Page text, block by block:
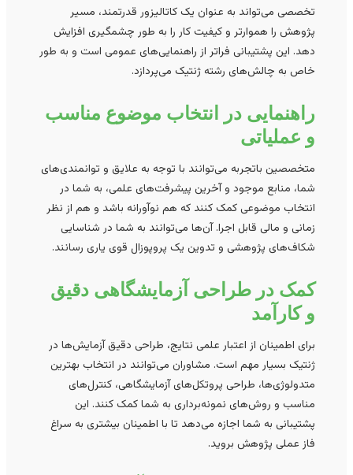
تخصصی می‌تواند به عنوان یک کاتالیزور قدرتمند، مسیر
پژوهش را هموارتر و کیفیت کار را به طور چشمگیری افزایش
دهد. این پشتیبانی فراتر از راهنمایی‌های عمومی است و به طور
خاص به چالش‌های رشته ژنتیک می‌پردازد.
راهنمایی در انتخاب موضوع مناسب
و عملیاتی
متخصصین باتجربه می‌توانند با توجه به علایق و توانمندی‌های
شما، منابع موجود و آخرین پیشرفت‌های علمی، به شما در
انتخاب موضوعی کمک کنند که هم نوآورانه باشد و هم از نظر
زمانی و مالی قابل اجرا. آن‌ها می‌توانند به شما در شناسایی
شکاف‌های پژوهشی و تدوین یک پروپوزال قوی یاری رسانند.
کمک در طراحی آزمایشگاهی دقیق
و کارآمد
برای اطمینان از اعتبار علمی نتایج، طراحی دقیق آزمایش‌ها در
ژنتیک بسیار مهم است. مشاوران می‌توانند در انتخاب بهترین
متدولوژی‌ها، طراحی پروتکل‌های آزمایشگاهی، کنترل‌های
مناسب و روش‌های نمونه‌برداری به شما کمک کنند. این
پشتیبانی به شما اجازه می‌دهد تا با اطمینان بیشتری به سراغ
فاز عملی پژوهش بروید.